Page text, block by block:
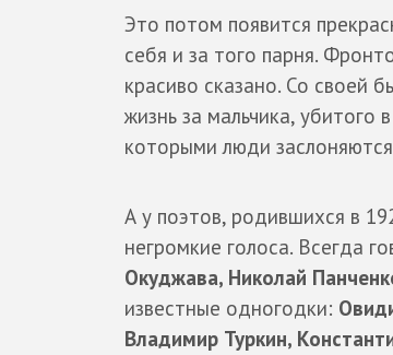
Это потом появится
себя и за того парня.
красиво сказано. Со своей
жизнь за мальчика, убитого
которыми люди
А у поэтов, родившихся в
негромкие голоса. Всегда
Окуджава, Николай
известные одногодки:
Владимир Туркин,